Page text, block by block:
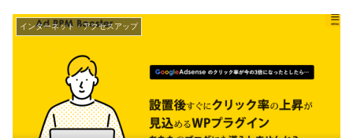
インターネット・アクセスアップ